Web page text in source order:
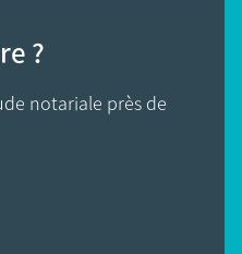
?
notariale près de